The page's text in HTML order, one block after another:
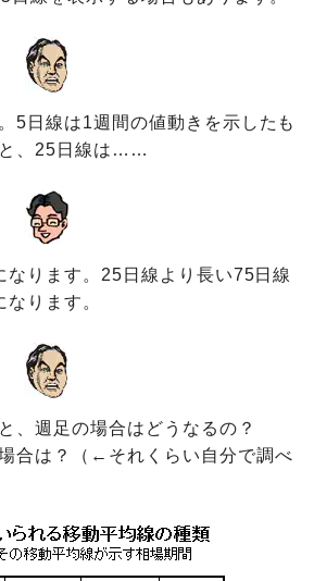
5日線は1週間の値動きを示したも
、25日線は……
ります。25日線より長い75日線
ります。
、週足の場合はどうなるの？
合は？（←それくらい自分で調べ